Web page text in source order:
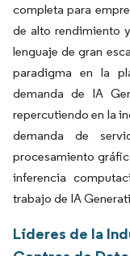
completa para
de alto rendimiento
lenguaje de gran
paradigma en la
demanda de IA
repercutiendo en la
demanda de
procesamiento
inferencia
trabajo de IA
Líderes de la